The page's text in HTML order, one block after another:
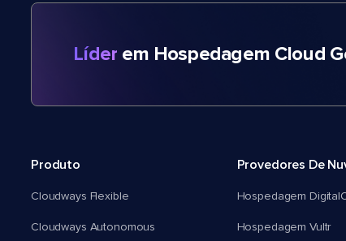
Líder em Hospedagem Cloud
Produto
Cloudways Flexible
Cloudways Autonomous
Provedores De
Hospedagem
Hospedagem Vultr